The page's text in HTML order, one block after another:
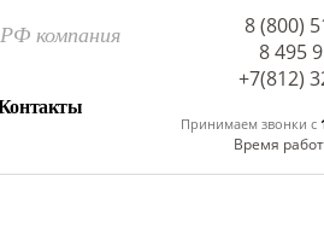
компания
8 (800)
8 495
Принимаем звонки c
Время
+7(812)